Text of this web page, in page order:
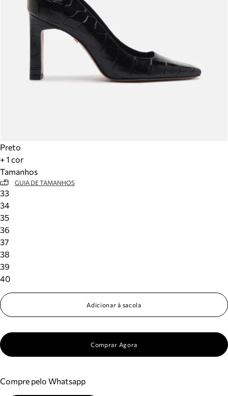
Preto
+ 1 cor
Tamanhos
GUIA DE TAMANHOS
33
34
35
36
37
38
39
40
Adicionar à sacola
Comprar Agora
Compre pelo Whatsapp